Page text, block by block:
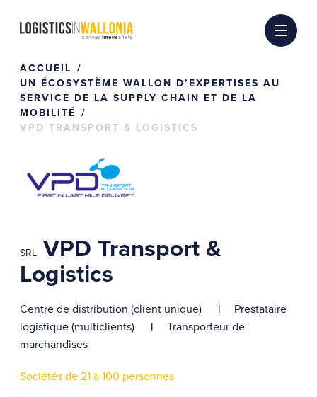
ACCUEIL
UN ÉCOSYSTÈME WALLON D’EXPERTISES AU
SERVICE DE LA SUPPLY CHAIN ET DE LA
MOBILITÉ
VPD TRANSPORT & LOGISTICS
SRL VPD Transport &
Logistics
Centre de distribution (client unique)
Prestataire
logistique (multiclients)
Transporteur de
marchandises
Sociétés de 21 à 100 personnes